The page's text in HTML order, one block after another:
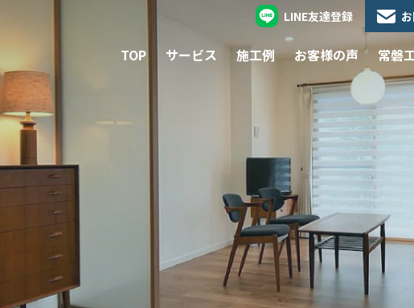
LINE友達登録
TOP サービス 施工例 お客様の声 常磐